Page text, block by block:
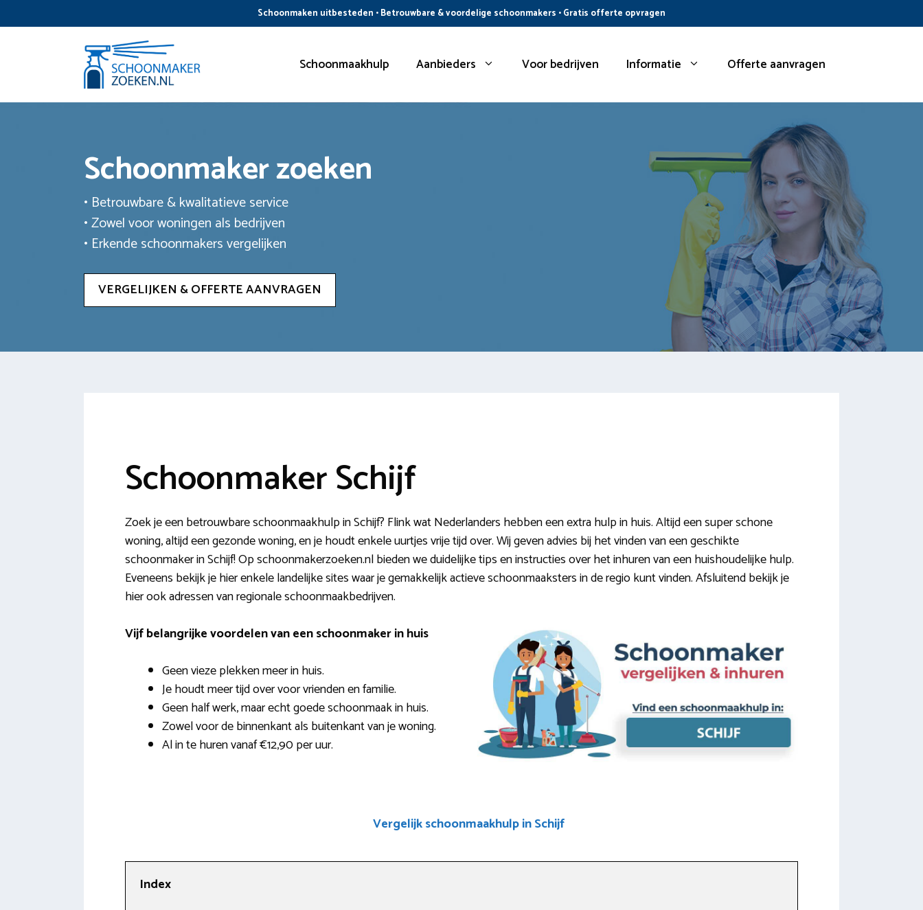
naar
Schoonmaken uitbesteden • Betrouwbare & voordelige schoonmakers • Gratis offerte opvragen
Schoonmaakhulp Aanbieders Voor bedrijven Informatie Offerte aanvragen
Schoonmaker zoeken
• Betrouwbare & kwalitatieve service
• Zowel voor woningen als bedrijven
• Erkende schoonmakers vergelijken
VERGELIJKEN & OFFERTE AANVRAGEN
Schoonmaker Schijf
Zoek je een betrouwbare schoonmaakhulp in Schijf? Flink wat Nederlanders hebben een extra hulp in huis. Altijd een super schone
woning, altijd een gezonde woning, en je houdt enkele uurtjes vrije tijd over. Wij geven advies bij het vinden van een geschikte
schoonmaker in Schijf! Op schoonmakerzoeken.nl bieden we duidelijke tips en instructies over het inhuren van een huishoudelijke hulp.
Eveneens bekijk je hier enkele landelijke sites waar je gemakkelijk actieve schoonmaaksters in de regio kunt vinden. Afsluitend bekijk je
hier ook adressen van regionale schoonmaakbedrijven.
Vijf belangrijke voordelen van een schoonmaker in huis
Geen vieze plekken meer in huis.
Je houdt meer tijd over voor vrienden en familie.
Geen half werk, maar echt goede schoonmaak in huis.
Zowel voor de binnenkant als buitenkant van je woning.
Al in te huren vanaf €12,90 per uur.
Vergelijk schoonmaakhulp in Schijf
Index